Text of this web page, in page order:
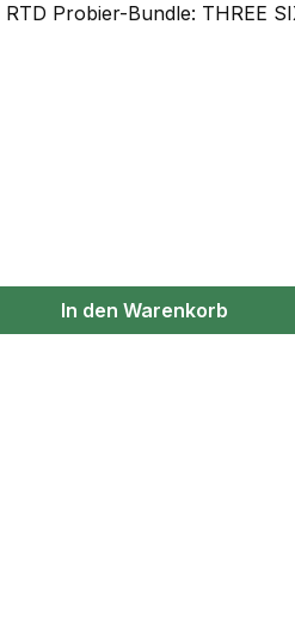
Probier-Bundle: THREE
In den Warenkorb